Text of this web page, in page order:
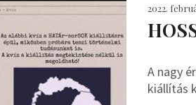
2022.
A nagy
kiállítás